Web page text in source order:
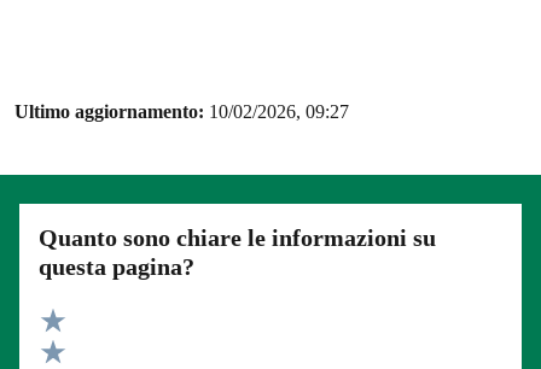
Ultimo aggiornamento: 10/02/2026, 09:27
Quanto sono chiare le informazioni su
questa pagina?
Valuta 5 stelle su 5